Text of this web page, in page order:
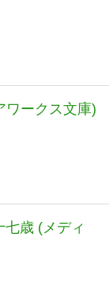
ワークス文庫)
歳 (メディ